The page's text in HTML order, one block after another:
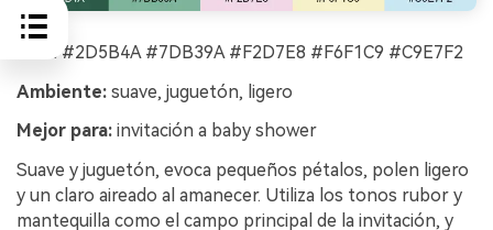
HEX: #2D5B4A #7DB39A #F2D7E8 #F6F1C9 #C9E7F2
Ambiente: suave, juguetón, ligero
Mejor para: invitación a baby shower
Suave y juguetón, evoca pequeños pétalos, polen ligero
y un claro aireado al amanecer. Utiliza los tonos rubor y
mantequilla como el campo principal de la invitación, y